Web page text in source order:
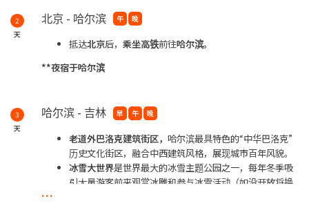
2
天
北京 - 哈尔滨 午 晚
抵达北京后， 乘坐高铁前往哈尔滨。
**夜宿于哈尔滨
3
天
哈尔滨 - 吉林 早 午 晚
老道外巴洛克建筑街区， 哈尔滨最具特色的“中华巴洛克”
历史文化街区，融合中西建筑风格，展现城市百年风貌。
冰雪大世界是世界最大的冰雪主题公园之一，每年冬季吸
引大量游客前来观赏冰雕和参与冰雪活动（如没开放将换
...